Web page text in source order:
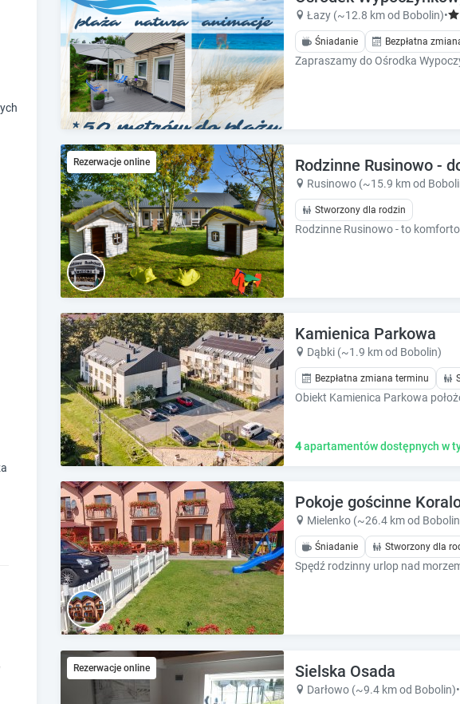
k
e
y
t
g
e
t
t
h
e
k
e
y
b
o
a
d
s
h
o
r
t
c
u
t
f
o
c
h
a
n
g
i
g
e
y
h
e
k
e
s
o
r
u
o
r
c
h
d
a
Łazy (~12.8 km od Bobolin)•
Śniadanie Bezpłatna
Rezerwacje online Rodzinne Rusinowo -
Rusinowo (~15.9 km od
Stworzony dla rodzin
Kamienica Parkowa
Dąbki (~1.9 km od Bobolin)
Bezpłatna zmiana terminu
4apartamentów dostępnych w
Pokoje gościnne
Mielenko (~26.4 km od
Śniadanie Stworzony dla
Rezerwacje online Sielska Osada
Darłowo (~9.4 km od Bobolin)•